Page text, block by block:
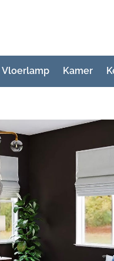
Vloerlamp Kamer